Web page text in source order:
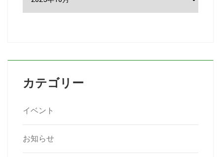
カテゴリー
イベント
お知らせ